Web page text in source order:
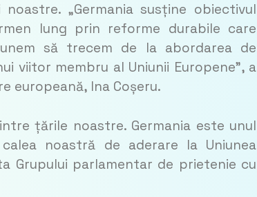
„Germania susține obiectivul
lung prin reforme durabile care
să trecem de la abordarea de
viitor membru al Uniunii Europene”, a
europeană, Ina Coșeru.
țările noastre. Germania este unul
noastră de aderare la Uniunea
Grupului parlamentar de prietenie cu